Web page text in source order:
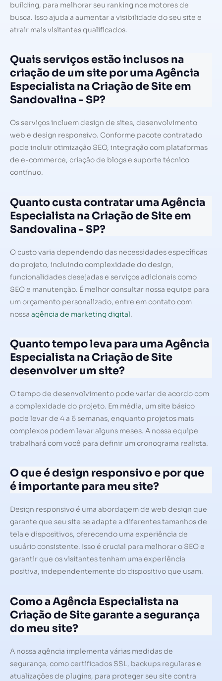
building, para melhorar seu ranking nos motores de
busca. Isso ajuda a aumentar a visibilidade do seu site e
atrair mais visitantes qualificados.
Quais serviços estão inclusos na
criação de um site por uma Agência
Especialista na Criação de Site em
Sandovalina - SP?
Os serviços incluem design de sites, desenvolvimento
web e design responsivo. Conforme pacote contratado
pode incluir otimização SEO, integração com plataformas
de e-commerce, criação de blogs e suporte técnico
contínuo.
Quanto custa contratar uma Agência
Especialista na Criação de Site em
Sandovalina - SP?
O custo varia dependendo das necessidades específicas
do projeto, incluindo complexidade do design,
funcionalidades desejadas e serviços adicionais como
SEO e manutenção. É melhor consultar nossa equipe para
um orçamento personalizado, entre em contato com
nossa agência de marketing digital.
Quanto tempo leva para uma Agência
Especialista na Criação de Site
desenvolver um site?
O tempo de desenvolvimento pode variar de acordo com
a complexidade do projeto. Em média, um site básico
pode levar de 4 a 6 semanas, enquanto projetos mais
complexos podem levar alguns meses. A nossa equipe
trabalhará com você para definir um cronograma realista.
O que é design responsivo e por que
é importante para meu site?
Design responsivo é uma abordagem de web design que
garante que seu site se adapte a diferentes tamanhos de
tela e dispositivos, oferecendo uma experiência de
usuário consistente. Isso é crucial para melhorar o SEO e
garantir que os visitantes tenham uma experiência
positiva, independentemente do dispositivo que usam.
Como a Agência Especialista na
Criação de Site garante a segurança
do meu site?
A nossa agência implementa várias medidas de
segurança, como certificados SSL, backups regulares e
atualizações de plugins, para proteger seu site contra